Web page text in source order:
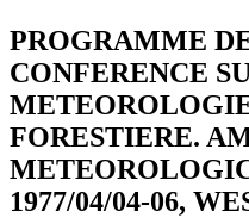
PROGRAMME
CONFERENCE
FORESTIERE.
1977/04/04-06,